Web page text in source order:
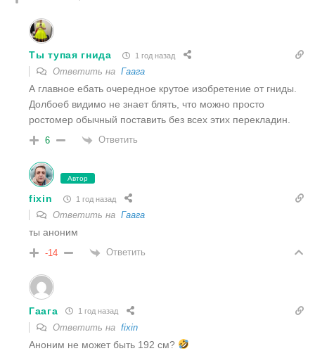
Ты тупая гнида 1 год назад
Ответить на Гаага
А главное ебать очередное крутое изобретение от гниды.
Долбоеб видимо не знает блять, что можно просто
ростомер обычный поставить без всех этих перекладин.
6 Ответить
Автор
fixin 1 год назад
Ответить на Гаага
ты аноним
-14 Ответить
Гаага 1 год назад
Ответить на fixin
Аноним не может быть 192 см?